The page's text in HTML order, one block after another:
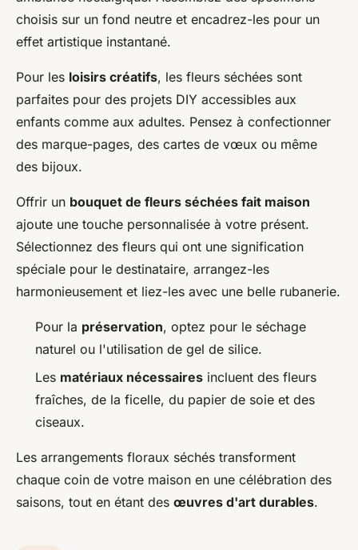
choisis sur un fond neutre et encadrez-les pour un
effet artistique instantané.
Pour les loisirs créatifs, les fleurs séchées sont
parfaites pour des projets DIY accessibles aux
enfants comme aux adultes. Pensez à confectionner
des marque-pages, des cartes de vœux ou même
des bijoux.
Offrir un bouquet de fleurs séchées fait maison
ajoute une touche personnalisée à votre présent.
Sélectionnez des fleurs qui ont une signification
spéciale pour le destinataire, arrangez-les
harmonieusement et liez-les avec une belle rubanerie.
Pour la préservation, optez pour le séchage
naturel ou l'utilisation de gel de silice.
Les matériaux nécessaires incluent des fleurs
fraîches, de la ficelle, du papier de soie et des
ciseaux.
Les arrangements floraux séchés transforment
chaque coin de votre maison en une célébration des
saisons, tout en étant des œuvres d'art durables.